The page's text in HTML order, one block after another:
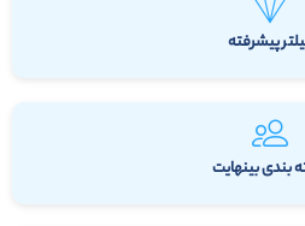
پیشرفته
بندی بینهایت